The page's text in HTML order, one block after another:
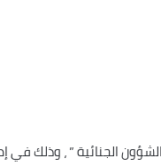
الجنائية ” ، وذلك في